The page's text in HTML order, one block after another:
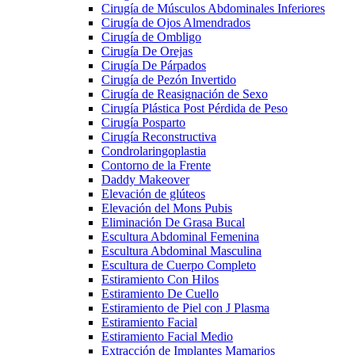
Cirugía de Músculos Abdominales Inferiores
Cirugía de Ojos Almendrados
Cirugía de Ombligo
Cirugía De Orejas
Cirugía De Párpados
Cirugía de Pezón Invertido
Cirugía de Reasignación de Sexo
Cirugía Plástica Post Pérdida de Peso
Cirugía Posparto
Cirugía Reconstructiva
Condrolaringoplastia
Contorno de la Frente
Daddy Makeover
Elevación de glúteos
Elevación del Mons Pubis
Eliminación De Grasa Bucal
Escultura Abdominal Femenina
Escultura Abdominal Masculina
Escultura de Cuerpo Completo
Estiramiento Con Hilos
Estiramiento De Cuello
Estiramiento de Piel con J Plasma
Estiramiento Facial
Estiramiento Facial Medio
Extracción de Implantes Mamarios